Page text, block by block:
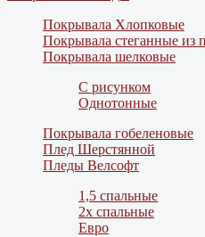
Покрывала Хлопковые
Покрывала стеганные из
Покрывала шелковые
С рисунком
Однотонные
Покрывала гобеленовые
Плед Шерстянной
Пледы Велсофт
1,5 спальные
2х спальные
Евро